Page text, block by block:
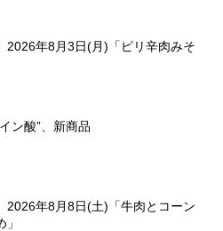
2026年8月3日(月)「ピリ辛肉みそ
ン酸”、新商品
2026年8月8日(土)「牛肉とコーン